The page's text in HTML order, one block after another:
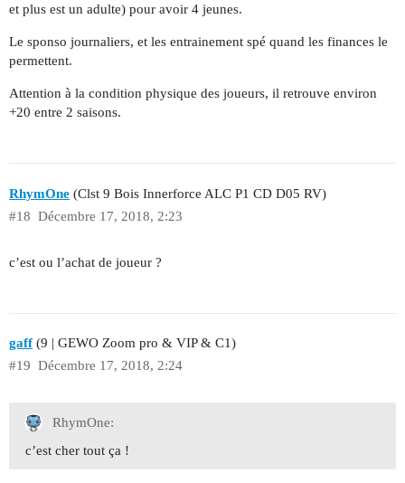
et plus est un adulte) pour avoir 4 jeunes.
Le sponso journaliers, et les entrainement spé quand les finances le
permettent.
Attention à la condition physique des joueurs, il retrouve environ
+20 entre 2 saisons.
RhymOne (Clst 9 Bois Innerforce ALC P1 CD D05 RV)
Décembre 17, 2018, 2:23
#18
c’est ou l’achat de joueur ?
gaff(9 | GEWO Zoom pro & VIP & C1)
Décembre 17, 2018, 2:24
#19
RhymOne:
c’est cher tout ça !